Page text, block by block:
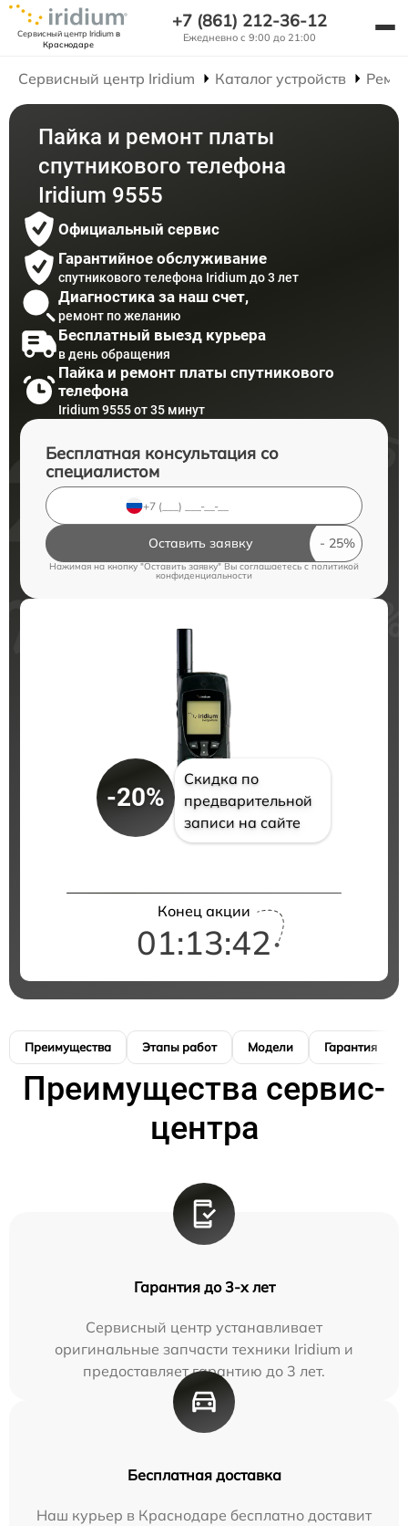
Сервисный центр Iridiumв
Краснодаре
+7 (861) 212-36-12
Ежедневно с 9:00 до 21:00
Сервисный центр Iridium Каталог устройств
Пайка и ремонт платы
спутникового телефона
Iridium 9555
Официальный сервис
Гарантийное обслуживание
спутникового телефона Iridium до 3 лет
Диагностика за наш счет,
ремонт по желанию
Бесплатный выезд курьера
в день обращения
Пайка и ремонт платы спутникового
телефона
Iridium 9555 от 35 минут
Бесплатная консультация со
специалистом
Оставить заявку
Нажимая на кнопку "Оставить заявку" Вы соглашаетесь c политикой
конфиденциальности
-20%
Скидка по
предварительной
записи на сайте
Конец акции
01:13:41
Преимущества Этапы работ Модели Гарантия
Преимущества сервис-
центра
Гарантия до 3-х лет
Сервисный центр устанавливает
оригинальные запчасти техники Iridium и
предоставляет гарантию до 3 лет.
Бесплатная доставка
Наш курьер в Краснодаре бесплатно доставит